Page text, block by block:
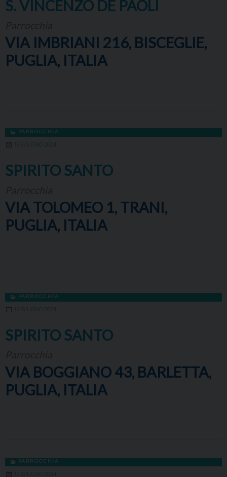
S. VINCENZO DE PAOLI
VIA IMBRIANI 216, BISCEGLIE,
PUGLIA, ITALIA
PARROCCHIA
12 GIUGNO 2024
SPIRITO SANTO
VIA TOLOMEO 1, TRANI,
PUGLIA, ITALIA
PARROCCHIA
12 GIUGNO 2024
SPIRITO SANTO
VIA BOGGIANO 43, BARLETTA,
PUGLIA, ITALIA
PARROCCHIA
12 GIUGNO 2024